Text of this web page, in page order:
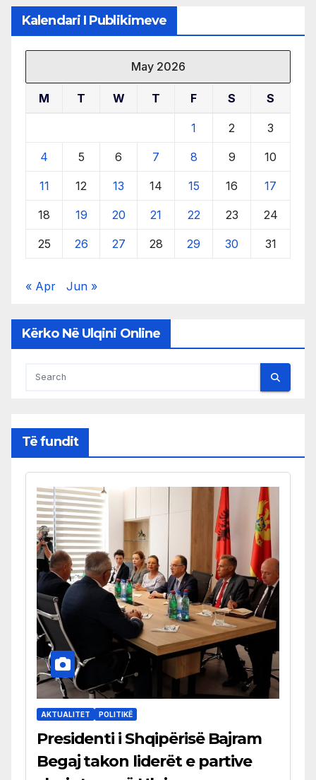
Kalendari I Publikimeve
May 2026
M T W T F S S
1 2 3
4 5 6 7 8 9 10
11 12 13 14 15 16 17
18 19 20 21 22 23 24
25 26 27 28 29 30 31
« Apr Jun »
Kërko Në Ulqini Online
Të fundit
AKTUALITET POLITIKË
Presidenti i Shqipërisë Bajram
Begaj takon liderët e partive